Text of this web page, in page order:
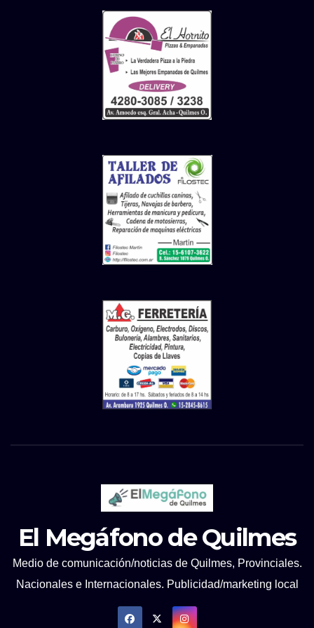
El Megáfono de Quilmes
Medio de comunicación/noticias de Quilmes, Provinciales.
Nacionales e Internacionales. Publicidad/marketing local